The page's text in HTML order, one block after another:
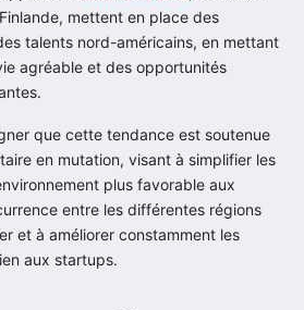
mettent en place des
talents nord-américains, en mettant
agréable et des opportunités
que cette tendance est soutenue
en mutation, visant à simplifier les
plus favorable aux
entre les différentes régions
et à améliorer constamment les
aux startups.